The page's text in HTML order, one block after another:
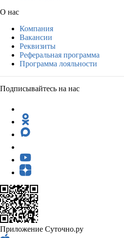
О нас
Компания
Вакансии
Реквизиты
Реферальная программа
Программа лояльности
Подписывайтесь на нас
Приложение Суточно.ру